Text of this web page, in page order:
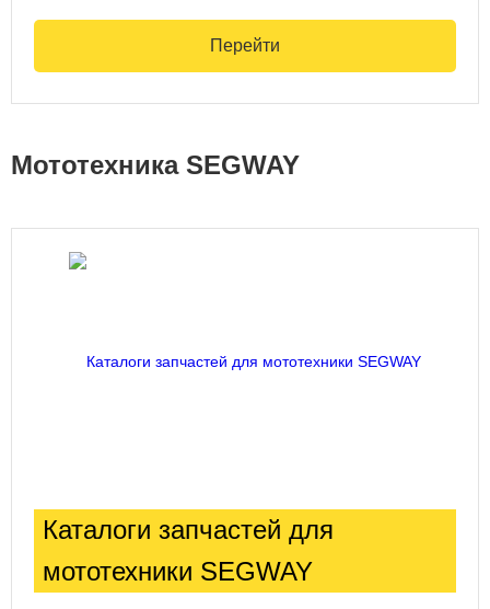
Перейти
Мототехника SEGWAY
Каталоги запчастей для
мототехники SEGWAY